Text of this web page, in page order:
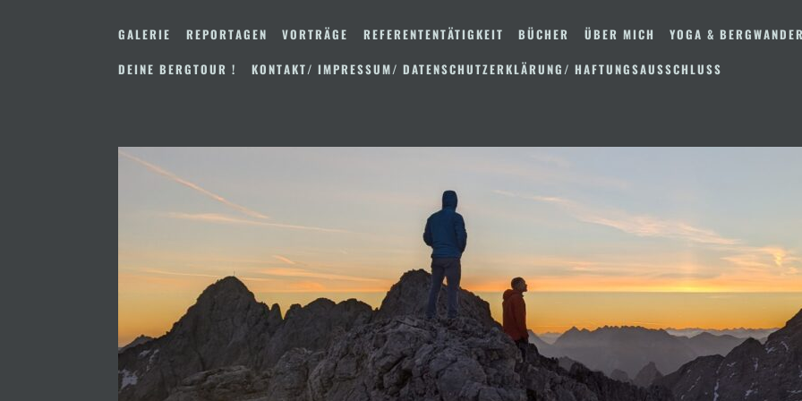
Inhalt
GALERIE REPORTAGEN VORTRÄGE REFERENTENTÄTIGKEIT BÜCHER ÜBER MICH
YOGA &
DEINE BERGTOUR !
KONTAKT/ IMPRESSUM/ DATENSCHUTZERKLÄRUNG/ HAFTUNGSAUSSCHLUSS